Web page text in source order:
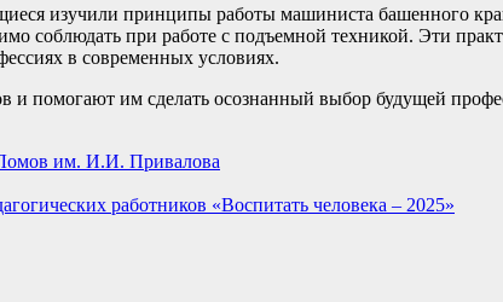
изучили принципы работы машиниста башенного
соблюдать при работе с подъемной техникой. Эти
в современных условиях.
и помогают им сделать осознанный выбор будущей
им. И.И. Привалова
работников «Воспитать человека – 2025»